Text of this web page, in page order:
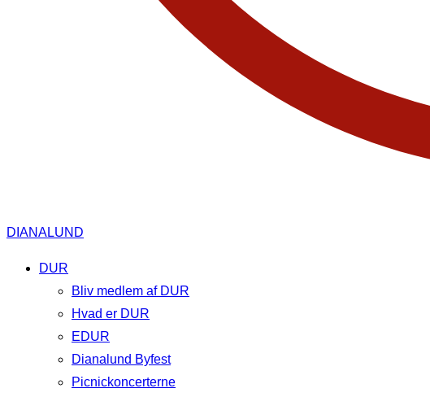
DIANALUND
DUR
Bliv medlem af DUR
Hvad er DUR
EDUR
Dianalund Byfest
Picnickoncerterne